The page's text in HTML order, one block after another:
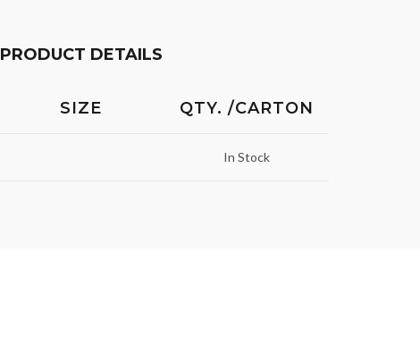
PRODUCT DETAILS
SIZE QTY. /CARTON
In Stock